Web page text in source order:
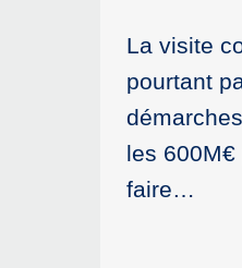
La visite
pourtant
les
faire…